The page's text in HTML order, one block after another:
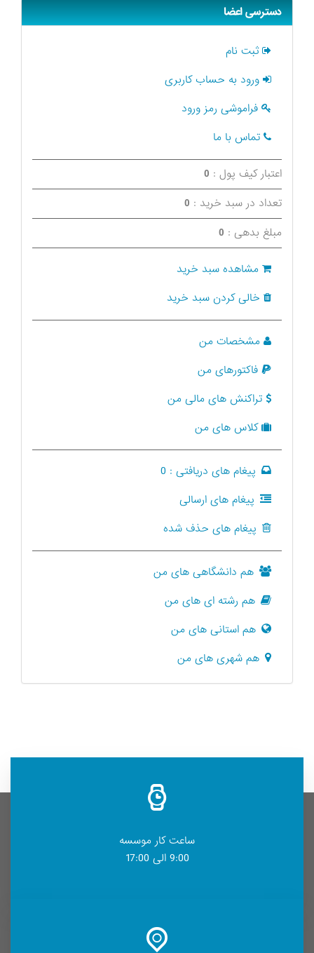
دسترسی اعضا
ثبت نام
ورود به حساب کاربری
فراموشی رمز ورود
تماس با ما
اعتبار کیف پول : 0
تعداد در سبد خرید : 0
مبلغ بدهی : 0
مشاهده سبد خرید
خالی کردن سبد خرید
مشخصات من
فاکتورهای من
تراکنش های مالی من
کلاس های من
پیغام های دریافتی : 0
پیغام های ارسالی
پیغام های حذف شده
هم دانشگاهی های من
هم رشته ای های من
هم استانی های من
هم شهری های من
ساعت کار موسسه
9:00 الی 17:00